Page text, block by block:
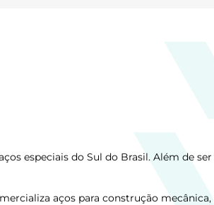
especiais do Sul do Brasil. Além de
aços para construção